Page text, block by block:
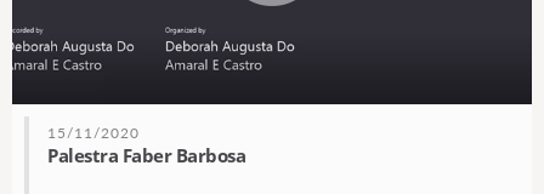
15/11/2020
Palestra Faber Barbosa